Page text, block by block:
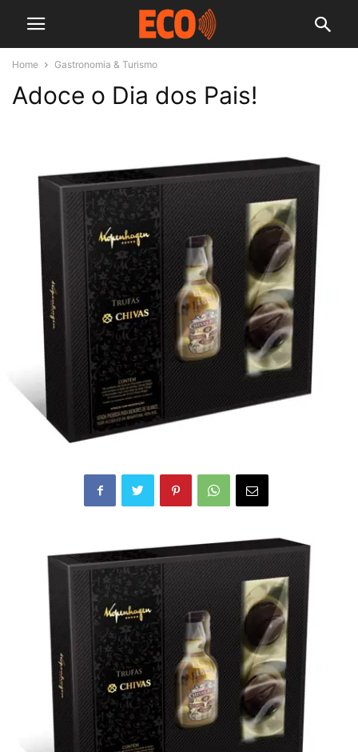
Home Gastronomia & Turismo
Adoce o Dia dos Pais!